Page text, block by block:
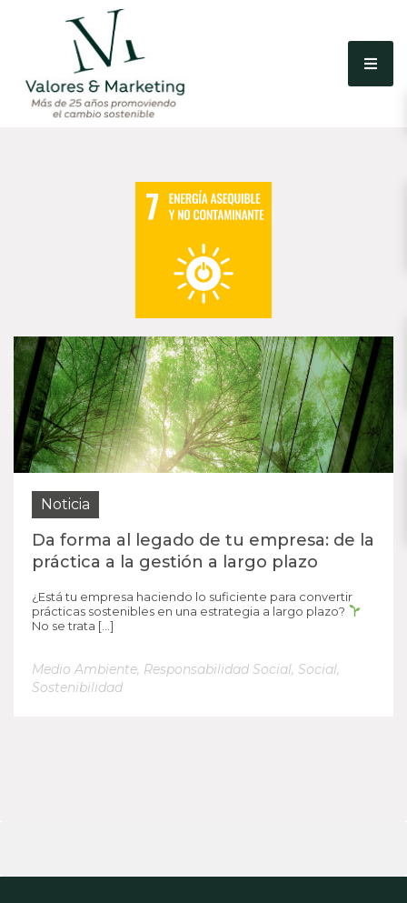
Noticia
Da forma al legado de tu empresa: de la
práctica a la gestión a largo plazo
¿Está tu empresa haciendo lo suficiente para convertir
prácticas sostenibles en una estrategia a largo plazo?
No se trata […]
Medio Ambiente, Responsabilidad Social, Social,
Sostenibilidad